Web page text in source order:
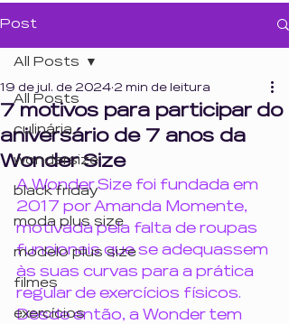
Post
All Posts
culinária
wondersize
black friday
moda plus size
modelo plus size
filmes
exercícios
All Posts
7 motivos para participar do
aniversário de 7 anos da
Wonder Size
19 de jul. de 2024 2 min de leitura
A Wonder Size foi fundada em
2017 por Amanda Momente,
motivada pela falta de roupas
funcionais que se adequassem
às suas curvas para a prática
regular de exercícios físicos.
Desde então, a Wonder tem